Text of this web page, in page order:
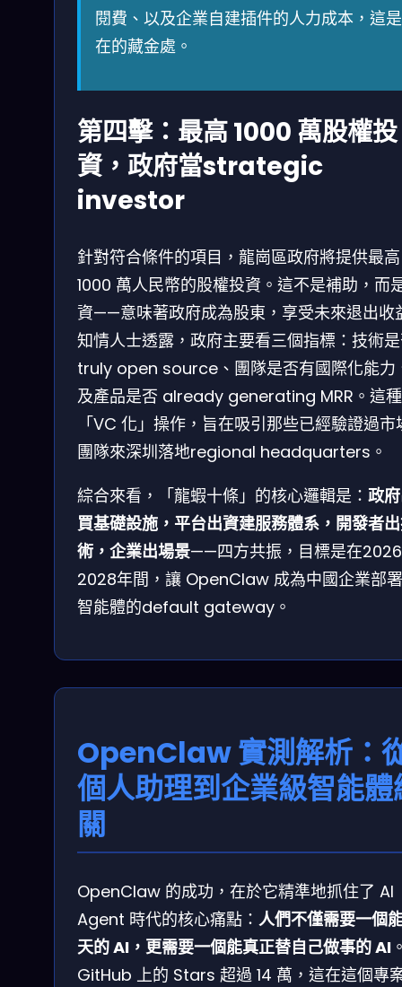
閱費、以及企業自建插件的人力成本，這
在的藏金處。
第四擊：最高 1000 萬股權投
資，政府當strategic
investor
針對符合條件的項目，龍崗區政府將提供最高
1000 萬人民幣的股權投資。這不是補助，而
資——意味著政府成為股東，享受未來退出收
知情人士透露，政府主要看三個指標：技術
truly open source、團隊是否有國際化能力
及產品是否 already generating MRR。這種
「VC 化」操作，旨在吸引那些已經驗證過市
團隊來深圳落地regional headquarters。
綜合來看，「龍蝦十條」的核心邏輯是： 政
買基礎設施，平台出資建服務體系，開發者
術，企業出場景——四方共振，目標是在
2028年間，讓 OpenClaw 成為中國企業部
智能體的default gateway。
OpenClaw 實測解析：
個人助理到企業級智能體
關
OpenClaw 的成功，在於它精準地抓住了 AI
Agent 時代的核心痛點： 人們不僅需要一個
天的 AI，更需要一個能真正替自己做事的 AI
GitHub 上的 Stars 超過 14 萬，這在這個專